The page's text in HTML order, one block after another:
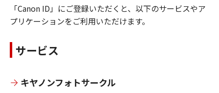
「Canon ID」にご登録いただくと、以下のサービスやア
プリケーションをご利用いただけます。
サービス
キヤノンフォトサークル